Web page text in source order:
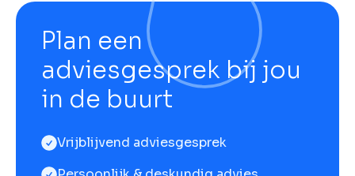
Plan een
adviesgesprek bij jou
in de buurt
Vrijblijvend adviesgesprek